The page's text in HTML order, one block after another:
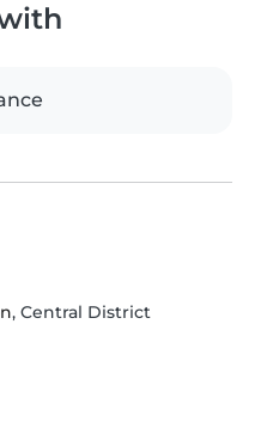
, Central District